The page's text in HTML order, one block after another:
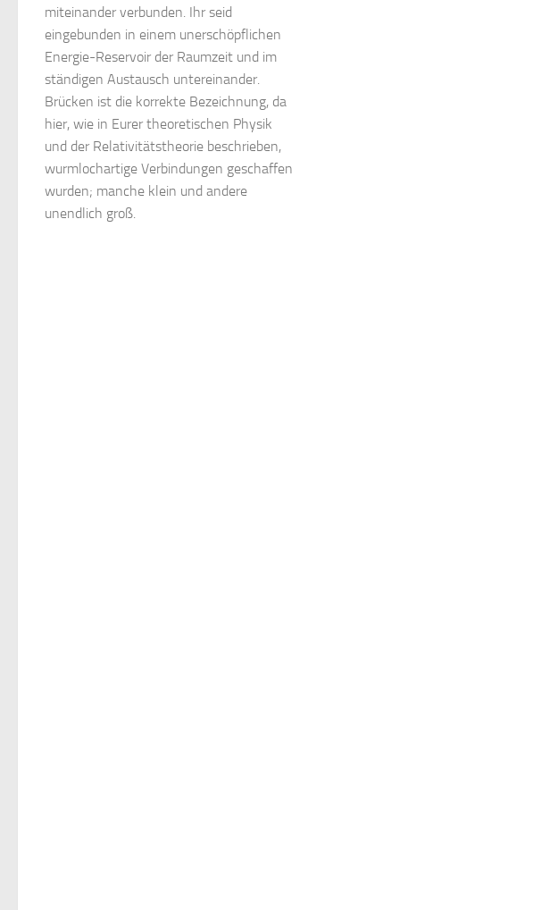
miteinander verbunden. Ihr seid
eingebunden in einem unerschöpflichen
Energie-Reservoir der Raumzeit und im
ständigen Austausch untereinander.
Brücken ist die korrekte Bezeichnung, da
hier, wie in Eurer theoretischen Physik
und der Relativitätstheorie beschrieben,
wurmlochartige Verbindungen geschaffen
wurden; manche klein und andere
unendlich groß.